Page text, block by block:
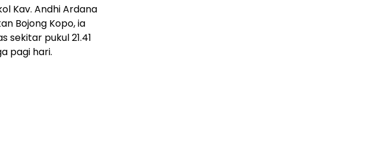
Kav. Andhi Ardana
Bojong Kopo, ia
pukul 21.41
pagi hari.